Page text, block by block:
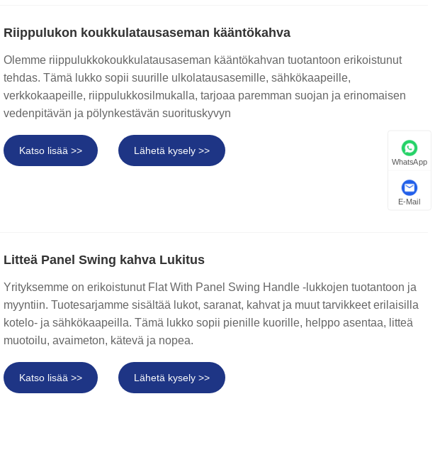
Riippulukon koukkulatausaseman kääntökahva
Olemme riippulukkokoukkulatausaseman kääntökahvan tuotantoon erikoistunut
tehdas. Tämä lukko sopii suurille ulkolatausasemille, sähkökaapeille,
verkkokaapeille, riippulukkosilmukalla, tarjoaa paremman suojan ja erinomaisen
vedenpitävän ja pölynkestävän suorituskyvyn
Katso lisää >> Lähetä kysely >>
Litteä Panel Swing kahva Lukitus
Yrityksemme on erikoistunut Flat With Panel Swing Handle -lukkojen tuotantoon ja
myyntiin. Tuotesarjamme sisältää lukot, saranat, kahvat ja muut tarvikkeet erilaisilla
kotelo- ja sähkökaapeilla. Tämä lukko sopii pienille kuorille, helppo asentaa, litteä
muotoilu, avaimeton, kätevä ja nopea.
Katso lisää >> Lähetä kysely >>
WhatsApp
E-Mail